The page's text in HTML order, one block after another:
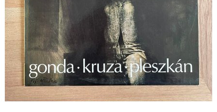
新譜
GG RECORD （当店のレーベル）
全商品
JAZZ-US
BLUE NOTE